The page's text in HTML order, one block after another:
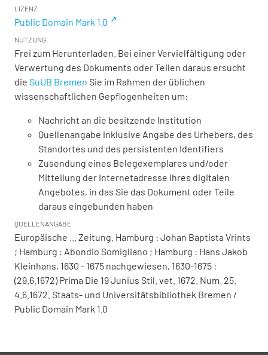
LIZENZ
Public Domain Mark 1.0
NUTZUNG
Frei zum Herunterladen. Bei einer Vervielfältigung oder
Verwertung des Dokuments oder Teilen daraus ersucht
die SuUB Bremen Sie im Rahmen der üblichen
wissenschaftlichen Gepflogenheiten um:
Nachricht an die besitzende Institution
Quellenangabe inklusive Angabe des Urhebers, des
Standortes und des persistenten Identifiers
Zusendung eines Belegexemplares und/oder
Mitteilung der Internetadresse Ihres digitalen
Angebotes, in das Sie das Dokument oder Teile
daraus eingebunden haben
QUELLENANGABE
Europäische ... Zeitung. Hamburg : Johan Baptista Vrints
; Hamburg : Abondio Somigliano ; Hamburg : Hans Jakob
Kleinhans, 1630 - 1675 nachgewiesen, 1630-1675 :
(29.6.1672) Prima Die 19 Junius Stil. vet. 1672. Num. 25.
4.6.1672. Staats- und Universitätsbibliothek Bremen /
Public Domain Mark 1.0